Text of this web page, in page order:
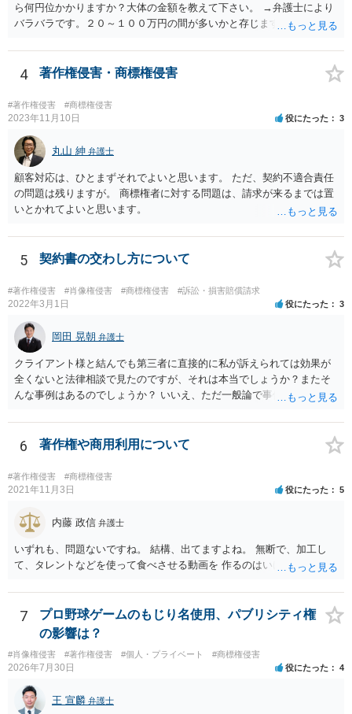
ら何円位かかりますか？大体の金額を教えて下さい。 →弁護士により
バラバラです。２０～１００万円の間が多いかと存じます。
4 著作権侵害・商標権侵害
#著作権侵害 #商標権侵害
2023年11月10日 役にたった 3
丸山 紳 弁護士
顧客対応は、ひとまずそれでよいと思います。 ただ、契約不適合責任
の問題は残りますが。 商標権者に対する問題は、請求が来るまでは置
いとかれてよいと思います。
5 契約書の交わし方について
#著作権侵害 #肖像権侵害 #商標権侵害 #訴訟・損害賠償請求
2022年3月1日 役にたった 3
岡田 晃朝 弁護士
クライアント様と結んでも第三者に直接的に私が訴えられては効果が
全くないと法律相談で見たのですが、それは本当でしょうか？またそ
んな事例はあるのでしょうか？ いいえ、ただ一般論で事例は分かりま
6 著作権や商用利用について
#著作権侵害 #商標権侵害
2021年11月3日 役にたった 5
内藤 政信 弁護士
いずれも、問題ないですね。 結構、出てますよね。 無断で、加工し
て、タレントなどを使って食べさせる動画を 作るのはいけませんが。
7
プロ野球ゲームのもじり名使用、パブリシティ権
の影響は？
#肖像権侵害 #著作権侵害 #個人・プライベート #商標権侵害
2026年7月30日 役にたった 4
王 宣麟 弁護士